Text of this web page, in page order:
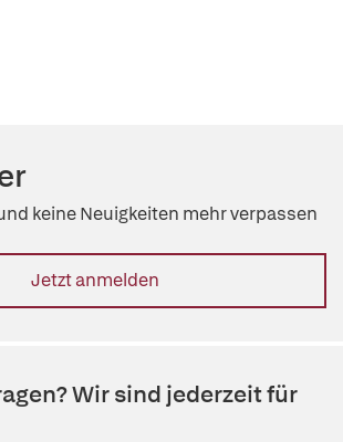
keine Neuigkeiten mehr verpassen
Jetzt anmelden
Wir sind jederzeit für